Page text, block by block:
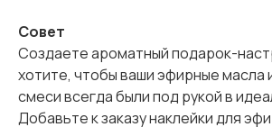
Совет
Создаете ароматный подарок-
хотите, чтобы ваши эфирные масла
смеси всегда были под рукой в
Добавьте к заказу наклейки для